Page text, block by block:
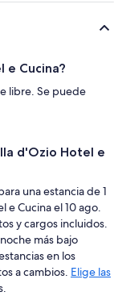
e Cucina?
libre. Se puede
d'Ozio Hotel e
una estancia de 1
e Cucina el 10 ago.
y cargos incluidos.
más bajo
en los
a cambios. Elige las